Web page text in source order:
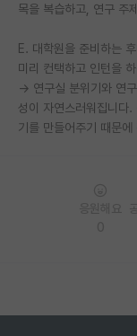
목을 복습하고, 연구 주
E. 대학원을 준비하는
미리 컨택하고 인턴을
→ 연구실 분위기와 연
성이 자연스러워집니다
기를 만들어주기 때문에